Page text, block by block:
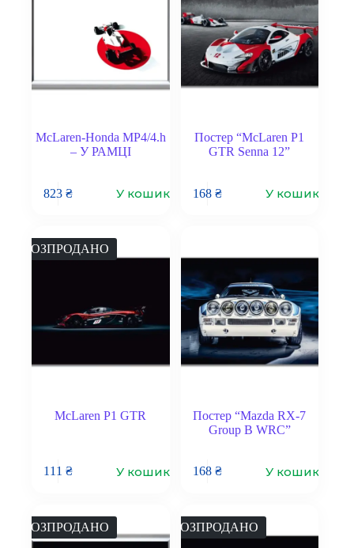
McLaren-Honda MP4/4.h
– У РАМЦІ
823₴ У кошик
Постер “McLaren P1
GTR Senna 12”
168 ₴ У кошик
РОЗПРОДАНО
McLaren P1 GTR
111₴ У кошик
Постер “Mazda RX-7
Group B WRC”
168 ₴ У кошик
РОЗПРОДАНО РОЗПРОДАНО